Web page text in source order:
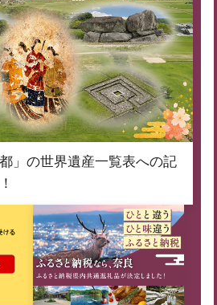
」の世界遺産一覧表への記